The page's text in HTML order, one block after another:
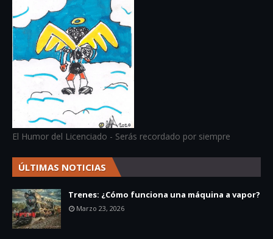
El Humor del Licenciado - Serás recordado por siempre
ÚLTIMAS NOTICIAS
Trenes: ¿Cómo funciona una máquina a vapor?
Marzo 23, 2026